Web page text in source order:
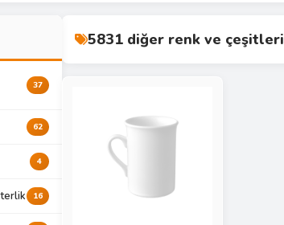
37
62
4
16
5831 diğer renk ve çeşitleri